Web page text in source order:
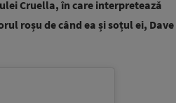
Cruella, în care interpretează
roșu de când ea și soțul ei, Dave